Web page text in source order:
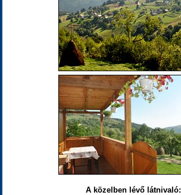
A közelben lévő látnivaló: